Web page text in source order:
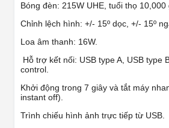
Bóng đèn: 215W UHE, tuổi thọ 10,000
Chỉnh lệch hình: +/- 15º dọc, +/- 15º
Loa âm thanh: 16W.
Hỗ trợ kết nối: USB type A, USB type
control.
Khởi động trong 7 giây và tắt máy
instant off).
Trình chiếu hình ảnh trực tiếp từ USB.